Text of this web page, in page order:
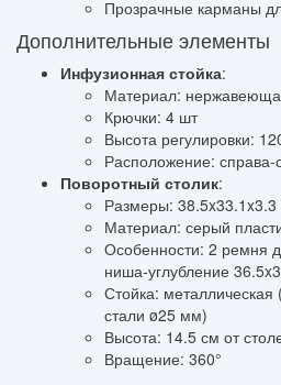
Прозрачные карманы
Дополнительные элементы
Инфузионная стойка:
Материал:
Крючки: 4 шт
Высота регулировки:
Расположение: справа-
Поворотный столик:
Размеры: 38.5x33.1x3.3
Материал: серый
Особенности: 2 ремня
ниша-углубление
Стойка:
стали ø25 мм)
Высота: 14.5 см от
Вращение: 360°